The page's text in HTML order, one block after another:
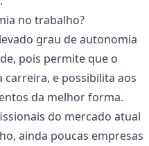
no trabalho?
grau de autonomia
pois permite que o
e possibilita aos
da melhor forma.
do mercado atual
ainda poucas empresas